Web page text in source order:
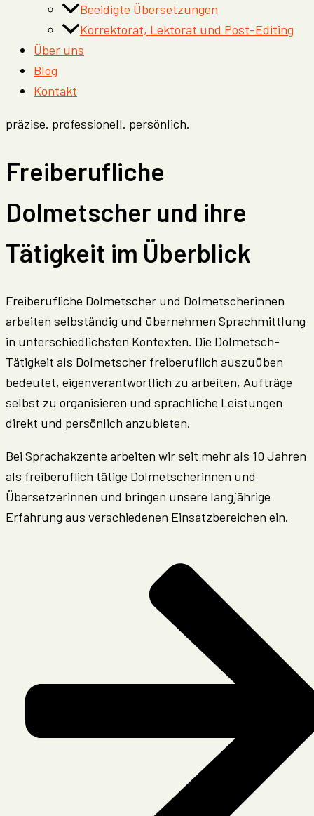
Beeidigte Übersetzungen
Korrektorat, Lektorat und Post-Editing
Über uns
Blog
Kontakt
präzise. professionell. persönlich.
Freiberufliche
Dolmetscher und ihre
Tätigkeit im Überblick
Freiberufliche Dolmetscher und Dolmetscherinnen
arbeiten selbständig und übernehmen Sprachmittlung
in unterschiedlichsten Kontexten. Die Dolmetsch-
Tätigkeit als Dolmetscher freiberuflich auszuüben
bedeutet, eigenverantwortlich zu arbeiten, Aufträge
selbst zu organisieren und sprachliche Leistungen
direkt und persönlich anzubieten.
Bei Sprachakzente arbeiten wir seit mehr als 10 Jahren
als freiberuflich tätige Dolmetscherinnen und
Übersetzerinnen und bringen unsere langjährige
Erfahrung aus verschiedenen Einsatzbereichen ein.